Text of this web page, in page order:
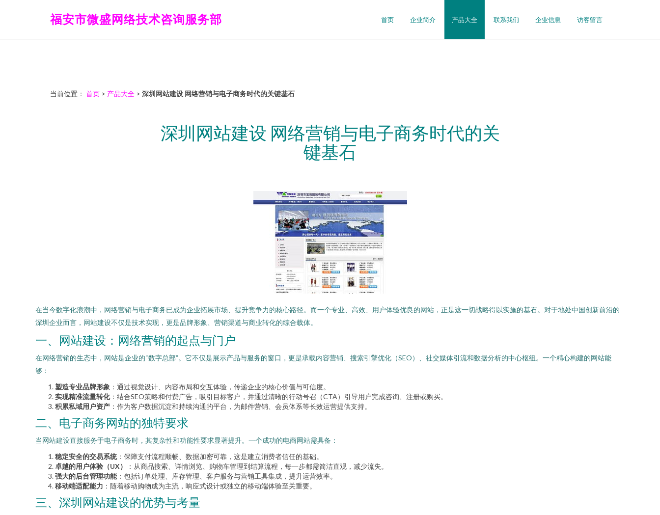
福安市微盛网络技术咨询服务部 首页 企业简介 产品大全 联系我们 企业信息 访客留言
当前位置： 首页 > 产品大全 > 深圳网站建设 网络营销与电子商务时代的关键基石
深圳网站建设 网络营销与电子商务时代的关
键基石
在当今数字化浪潮中，网络营销与电子商务已成为企业拓展市场、提升竞争力的核心路径。而一个专业、高效、用户体验优良的网站，正是这一切战略得以实施的基石。对于地处中国创新前沿的
深圳企业而言，网站建设不仅是技术实现，更是品牌形象、营销渠道与商业转化的综合载体。
一、网站建设：网络营销的起点与门户
在网络营销的生态中，网站是企业的“数字总部”。它不仅是展示产品与服务的窗口，更是承载内容营销、搜索引擎优化（SEO）、社交媒体引流和数据分析的中心枢纽。一个精心构建的网站能
够：
塑造专业品牌形象 ：通过视觉设计、内容布局和交互体验，传递企业的核心价值与可信度。
实现精准流量转化：结合SEO策略和付费广告，吸引目标客户，并通过清晰的行动号召（CTA）引导用户完成咨询、注册或购买。
积累私域用户资产 ：作为客户数据沉淀和持续沟通的平台，为邮件营销、会员体系等长效运营提供支持。
二、电子商务网站的独特要求
当网站建设直接服务于电子商务时，其复杂性和功能性要求显著提升。一个成功的电商网站需具备：
稳定安全的交易系统：保障支付流程顺畅、数据加密可靠，这是建立消费者信任的基础。
卓越的用户体验（UX）
：从商品搜索、详情浏览、购物车管理到结算流程，每一步都需简洁直观，减少流失。
强大的后台管理功能：包括订单处理、库存管理、客户服务与营销工具集成，提升运营效率。
移动端适配能力 ：随着移动购物成为主流，响应式设计或独立的移动端体验至关重要。
三、深圳网站建设的优势与考量